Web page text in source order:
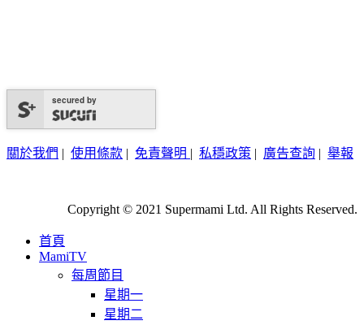
secured by
關於我們 | 使用條款 | 免責聲明 | 私穩政策 | 廣告查詢 | 舉報
Copyright © 2021 Supermami Ltd. All Rights Reserved.
首頁
MamiTV
每周節目
星期一
星期二